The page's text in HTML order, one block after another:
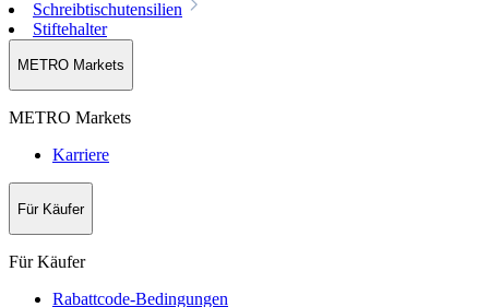
Schreibtischutensilien
Stiftehalter
METRO Markets
METRO Markets
Karriere
Für Käufer
Für Käufer
Rabattcode-Bedingungen